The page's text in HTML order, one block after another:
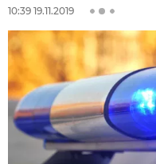
10:39 19.11.2019